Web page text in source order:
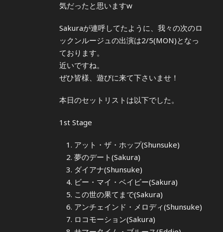
気だったと思いますw
Sakuraが連呼してたように、我々の次のロ
ックンルージュの出演は2/5(MON)となっ
ております。
近いですね。
ぜひ皆様、遊びに来て下さいませ！
本日のセットリストは以下でした。
1st Stage
アット・ザ・ホップ(Shunsuke)
夢のデート(Sakura)
ダイアナ(Shunsuke)
ビー・マイ・ベイビー(Sakura)
この世の果てまで(Sakura)
アンチェインド・メロディ(Shunsuke)
ロコモーション(Sakura)